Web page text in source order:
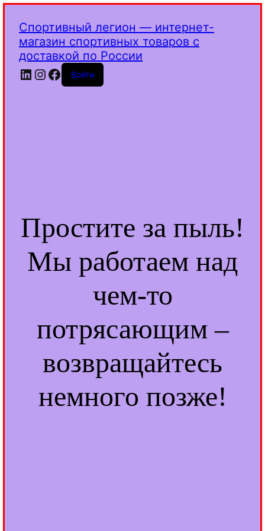
Спортивный легион — интернет-
магазин спортивных товаров с
доставкой по России
LinkedIn
Instagram
Facebook
Войти
Простите за пыль!
Мы работаем над
чем-то
потрясающим –
возвращайтесь
немного позже!